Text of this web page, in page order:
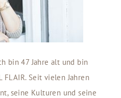
bin 47 Jahre alt und bin
FLAIR. Seit vielen Jahren
seine Kulturen und seine